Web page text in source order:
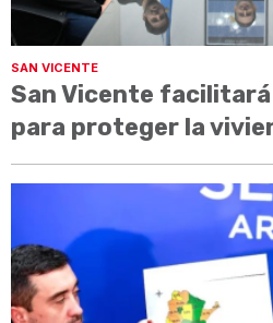
SAN VICENTE
San Vicente
para proteger la